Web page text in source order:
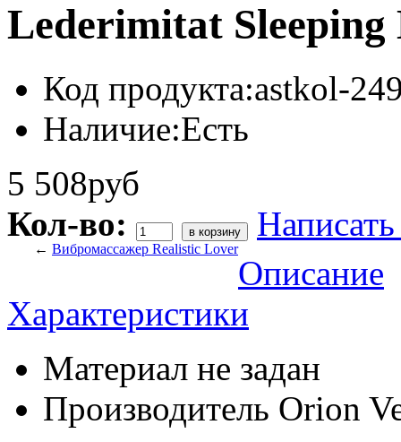
Lederimitat Sleeping
Код продукта:astkol-
Наличие:Есть
5 508руб
Кол-во:
← Вибромассажер Realistic Lover
Описание
Характеристики
Материал не задан
Производитель Orion